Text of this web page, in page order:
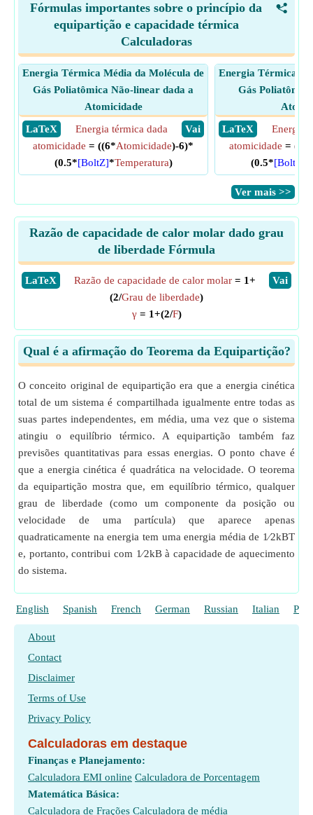
<
Fórmulas importantes sobre o princípio da
equipartição e capacidade térmica
Calculadoras
Energia Térmica Média da Molécula de
Gás Poliatômica Não-linear dada a
Atomicidade
​ LaTeX
​ Vai
Energia térmica dada
atomicidade = ((6*Atomicidade)-6)*
(0.5*[BoltZ]*Temperatura)
Energia Térmica
Gás
​ LaTeX
Energia
atomicidade = ((6*
(0.5*[BoltZ]
​Ver mais >>
Razão de capacidade de calor molar dado grau
de liberdade Fórmula
​LaTeX ​Vai
Razão de capacidade de calor molar= 1+
(2/Grau de liberdade)
γ= 1+(2/F)
Qual é a afirmação do Teorema da Equipartição?
O conceito original de equipartição era que a energia cinética
total de um sistema é compartilhada igualmente entre todas as
suas partes independentes, em média, uma vez que o sistema
atingiu o equilíbrio térmico. A equipartição também faz
previsões quantitativas para essas energias. O ponto chave é
que a energia cinética é quadrática na velocidade. O teorema
da equipartição mostra que, em equilíbrio térmico, qualquer
grau de liberdade (como um componente da posição ou
velocidade de uma partícula) que aparece apenas
quadraticamente na energia tem uma energia média de 1⁄2kBT
e, portanto, contribui com 1⁄2kB à capacidade de aquecimento
do sistema.
English Spanish French German Russian Italian
About
Contact
Disclaimer
Terms of Use
Privacy Policy
Calculadoras em destaque
Finanças e Planejamento:
Calculadora EMI online Calculadora de Porcentagem
Matemática Básica:
Calculadora de Frações Calculadora de média